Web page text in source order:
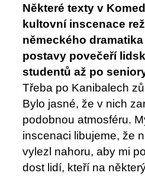
Některé texty v
kultovní inscenace
německého
postavy povečeří
studentů až po
Třeba po Kanibalech
Bylo jasné, že v nich
podobnou atmosféru.
inscenaci libujeme, že
vylezl nahoru, aby mi
dost lidí, kteří na